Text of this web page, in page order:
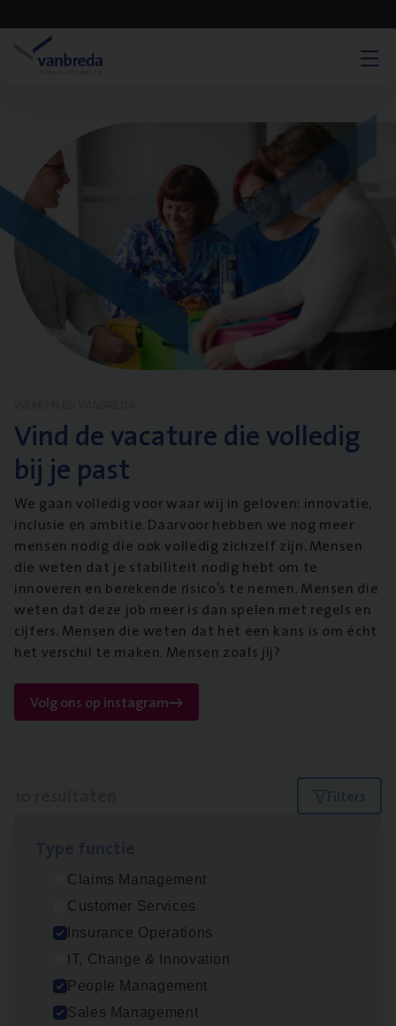
Vind de vacature die volledig
bij je past
We gaan volledig voor waar wij in geloven: innovatie,
inclusie en ambitie. Daarvoor hebben we nog meer
mensen nodig die ook volledig zichzelf zijn. Mensen
die weten dat je stabiliteit nodig hebt om te
innoveren en berekende risico’s te nemen. Mensen die
weten dat deze job meer is dan spelen met regels en
cijfers. Mensen die weten dat het een kans is om écht
het verschil te maken. Mensen zoals jij?
Volg ons op instagram
Filters
Claims Management
Customer Services
Insurance Operations
IT, Change & Innovation
People Management
Sales Management
Dos­sier­be­heer­der ver­ze­ke­rin­gen — Soci­al
Pro­fit en Public
Insurance Operations
Antwerpen